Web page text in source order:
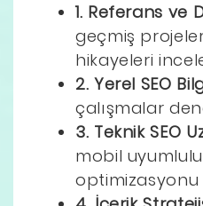
1. Referans ve
geçmiş
hikayeleri
2. Yerel SEO
çalışmalar
3. Teknik SEO
mobil
optimizasyonu